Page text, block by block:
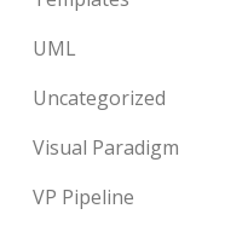
UML
Uncategorized
Visual Paradigm
VP Pipeline